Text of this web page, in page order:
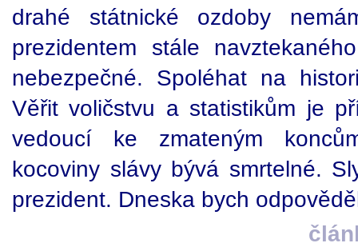
drahé státnické ozdoby
prezidentem stále
nebezpečné. Spoléhat na
Věřit voličstvu a statistikům je
vedoucí ke zmateným
kocoviny slávy bývá smrtelné.
prezident. Dneska bych